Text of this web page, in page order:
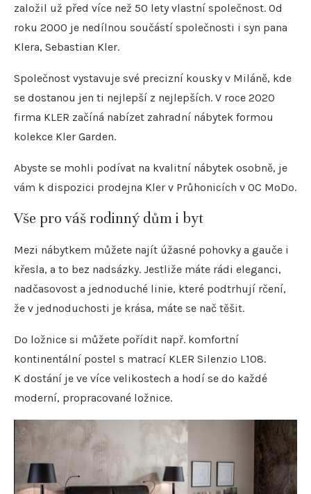
založil už před více než 50 lety vlastní společnost. Od
roku 2000 je nedílnou součástí společnosti i syn pana
Klera, Sebastian Kler.
Společnost vystavuje své precizní kousky v Miláně, kde
se dostanou jen ti nejlepší z nejlepších. V roce 2020
firma KLER začíná nabízet zahradní nábytek formou
kolekce Kler Garden.
Abyste se mohli podívat na kvalitní nábytek osobně, je
vám k dispozici prodejna Kler v Průhonicích v OC MoDo.
Vše pro váš rodinný dům i byt
Mezi nábytkem můžete najít úžasné pohovky a gauče i
křesla, a to bez nadsázky. Jestliže máte rádi eleganci,
nadčasovost a jednoduché linie, které podtrhují rčení,
že v jednoduchosti je krása, máte se nač těšit.
Do ložnice si můžete pořídit např. komfortní
kontinentální postel s matrací KLER Silenzio L108.
K dostání je ve více velikostech a hodí se do každé
moderní, propracované ložnice.